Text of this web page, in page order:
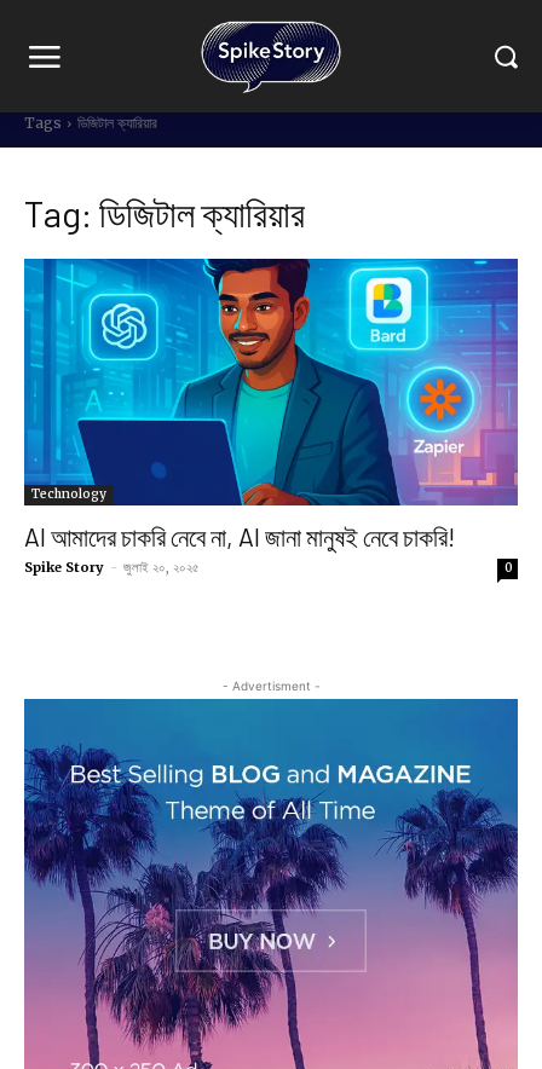
Tags ডিজিটাল ক্যারিয়ার
Tag: ডিজিটাল ক্যারিয়ার
Technology
AI আমাদের চাকরি নেবে না, AI জানা মানুষই নেবে চাকরি!
Spike Story - জুলাই ২০, ২০২৫ 0
- Advertisment -